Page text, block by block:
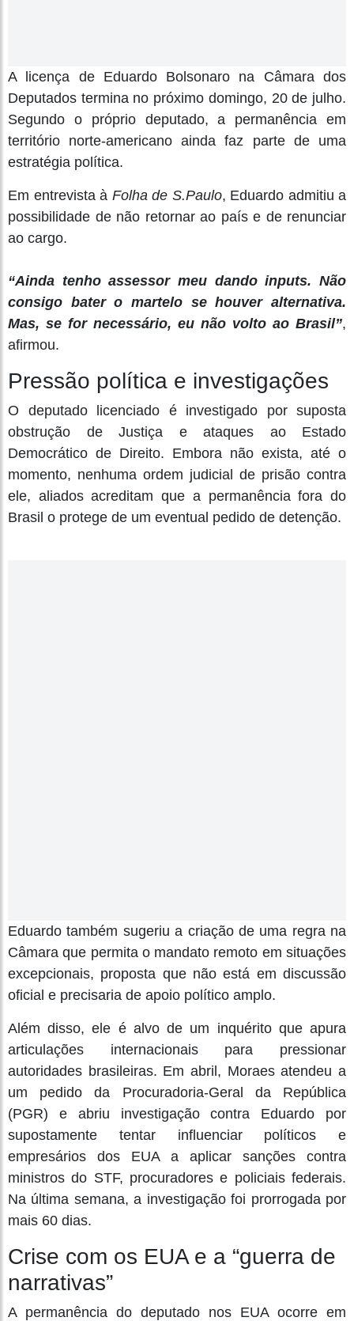
A licença de Eduardo Bolsonaro na Câmara dos
Deputados termina no próximo domingo, 20 de julho.
Segundo o próprio deputado, a permanência em
território norte-americano ainda faz parte de uma
estratégia política.
Em entrevista à Folha de S.Paulo, Eduardo admitiu a
possibilidade de não retornar ao país e de renunciar
ao cargo.
“Ainda tenho assessor meu dando inputs. Não
consigo bater o martelo se houver alternativa.
Mas, se for necessário, eu não volto ao Brasil”,
afirmou.
Pressão política e investigações
O deputado licenciado é investigado por suposta
obstrução de Justiça e ataques ao Estado
Democrático de Direito. Embora não exista, até o
momento, nenhuma ordem judicial de prisão contra
ele, aliados acreditam que a permanência fora do
Brasil o protege de um eventual pedido de detenção.
Eduardo também sugeriu a criação de uma regra na
Câmara que permita o mandato remoto em situações
excepcionais, proposta que não está em discussão
oficial e precisaria de apoio político amplo.
Além disso, ele é alvo de um inquérito que apura
articulações internacionais para pressionar
autoridades brasileiras. Em abril, Moraes atendeu a
um pedido da Procuradoria-Geral da República
(PGR) e abriu investigação contra Eduardo por
supostamente tentar influenciar políticos e
empresários dos EUA a aplicar sanções contra
ministros do STF, procuradores e policiais federais.
Na última semana, a investigação foi prorrogada por
mais 60 dias.
Crise com os EUA e a “guerra de
narrativas”
A permanência do deputado nos EUA ocorre em